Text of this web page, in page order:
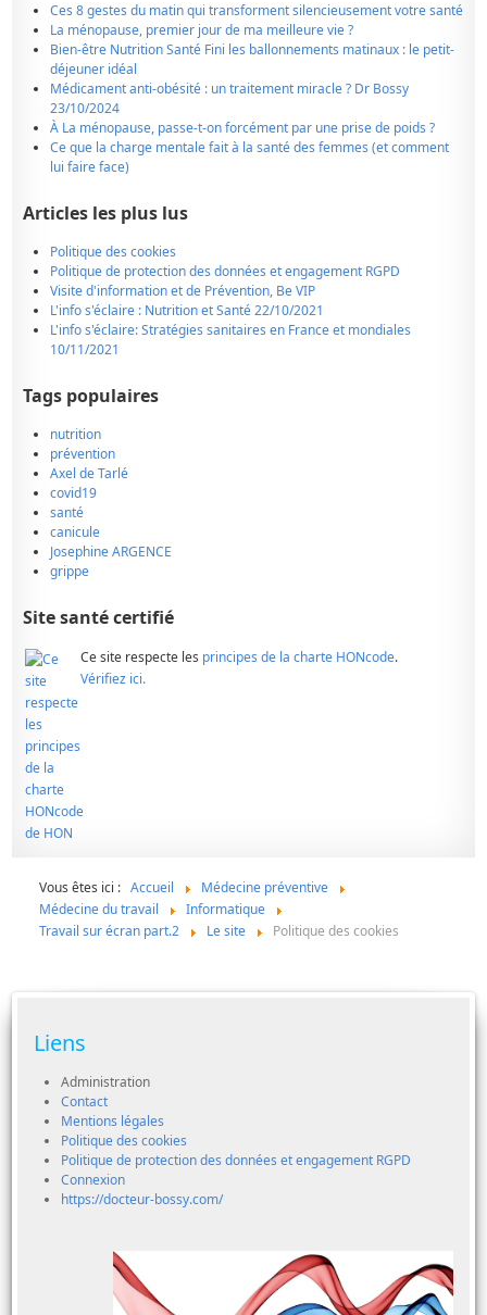
Ces 8 gestes du matin qui transforment silencieusement votre santé
La ménopause, premier jour de ma meilleure vie ?
Bien-être Nutrition Santé Fini les ballonnements matinaux : le petit-
déjeuner idéal
Médicament anti-obésité : un traitement miracle ? Dr Bossy
23/10/2024
À La ménopause, passe-t-on forcément par une prise de poids ?
Ce que la charge mentale fait à la santé des femmes (et comment
lui faire face)
Articles les plus lus
Politique des cookies
Politique de protection des données et engagement RGPD
Visite d'information et de Prévention, Be VIP
L'info s'éclaire : Nutrition et Santé 22/10/2021
L'info s'éclaire: Stratégies sanitaires en France et mondiales
10/11/2021
Tags populaires
nutrition
prévention
Axel de Tarlé
covid19
santé
canicule
Josephine ARGENCE
grippe
Site santé certifié
Ce site respecte les principes de la charte HONcode.
Vérifiez ici.
Vous êtes ici : Accueil
Médecine préventive
Médecine du travail
Informatique
Travail sur écran part.2
Le site Politique des cookies
Liens
Administration
Contact
Mentions légales
Politique des cookies
Politique de protection des données et engagement RGPD
Connexion
https://docteur-bossy.com/